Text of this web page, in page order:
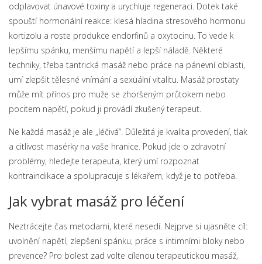
odplavovat únavové toxiny a urychluje regeneraci. Dotek také
spouští hormonální reakce: klesá hladina stresového hormonu
kortizolu a roste produkce endorfinů a oxytocinu. To vede k
lepšímu spánku, menšímu napětí a lepší náladě. Některé
techniky, třeba tantrická masáž nebo práce na pánevní oblasti,
umí zlepšit tělesné vnímání a sexuální vitalitu. Masáž prostaty
může mít přínos pro muže se zhoršeným průtokem nebo
pocitem napětí, pokud ji provádí zkušený terapeut.
Ne každá masáž je ale „léčivá“. Důležitá je kvalita provedení, tlak
a citlivost masérky na vaše hranice. Pokud jde o zdravotní
problémy, hledejte terapeuta, který umí rozpoznat
kontraindikace a spolupracuje s lékařem, když je to potřeba.
Jak vybrat masáž pro léčení
Neztrácejte čas metodami, které nesedí. Nejprve si ujasněte cíl:
uvolnění napětí, zlepšení spánku, práce s intimními bloky nebo
prevence? Pro bolest zad volte cílenou terapeutickou masáž,